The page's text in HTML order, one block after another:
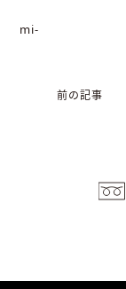
mi-
前の記事